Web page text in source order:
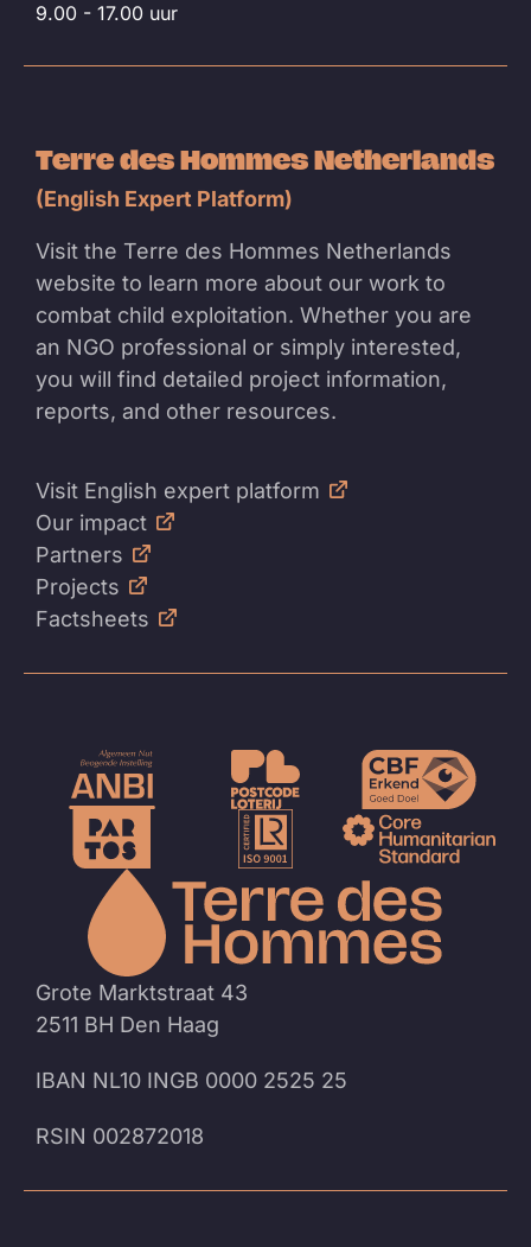
9.00 - 17.00 uur
Terre des Hommes Netherlands
(English Expert Platform)
Visit the Terre des Hommes Netherlands
website to learn more about our work to
combat child exploitation. Whether you are
an NGO professional or simply interested,
you will find detailed project information,
reports, and other resources.
Visit English expert platform
Our impact
Partners
Projects
Factsheets
Grote Marktstraat 43
2511 BH Den Haag
IBAN NL10 INGB 0000 2525 25
RSIN 002872018